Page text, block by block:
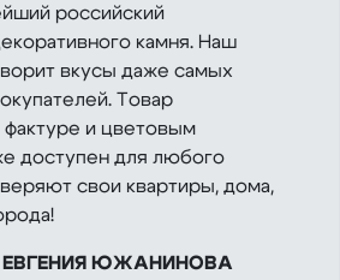
российский
камня. Наш
вкусы даже самых
Товар
фактуре и цветовым
доступен для любого
свои квартиры, дома,
ЕВГЕНИЯ ЮЖАНИНОВА